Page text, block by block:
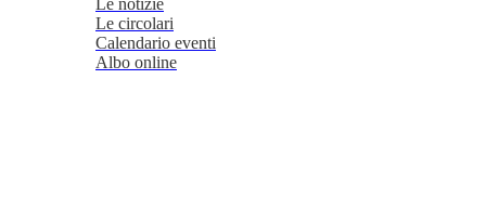
Le notizie
Le circolari
Calendario eventi
Albo online